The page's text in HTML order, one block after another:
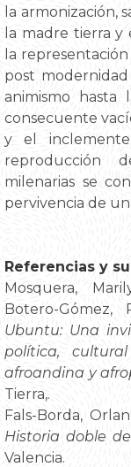
la armonización,
la madre tierra
la
post
animismo hasta
consecuente
y el
reproducción
milenarias se
pervivencia de
Referencias y
Mosquera,
Botero-Gómez,
Ubuntu: Una
política,
afroandina y
Tierra,.
Fals-Borda,
Historia doble
Valencia.